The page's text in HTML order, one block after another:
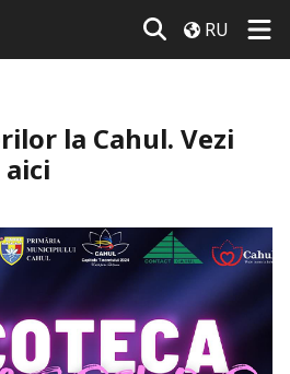
RU
la Cahul. Vezi